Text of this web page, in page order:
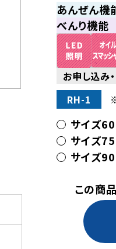
あんぜん機
べんり機能
お申し込み
RH-1
サイズ
サイズ
サイズ
この商